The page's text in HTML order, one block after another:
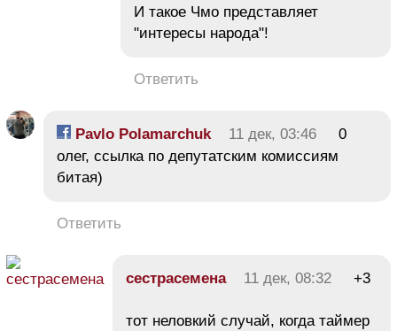
И такое Чмо представляет
"интересы народа"!
Ответить
Pavlo Polamarchuk 11 дек, 03:46
0
олег, ссылка по депутатским комиссиям
битая)
Ответить
сестрасемена 11 дек, 08:32 +3
тот неловкий случай, когда таймер